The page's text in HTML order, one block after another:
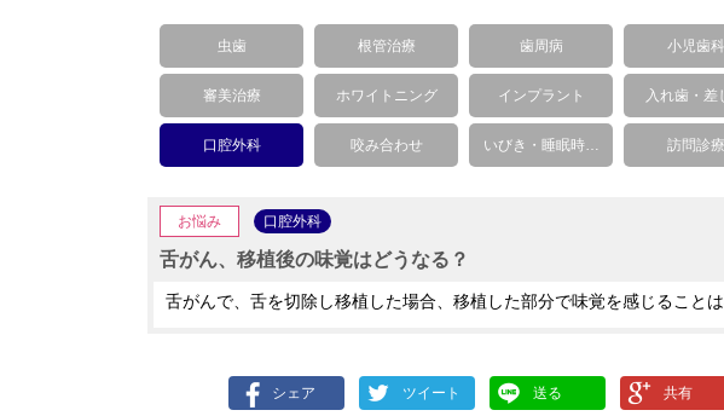
虫歯 根管治療 歯周病 小児歯科
審美治療 ホワイトニング インプラント 入れ歯・差
口腔外科 咬み合わせ いびき・睡眠時… 訪問診療
お悩み 口腔外科
舌がん、移植後の味覚はどうなる？
舌がんで、舌を切除し移植した場合、移植した部分で味覚を感じること
シェア ツイート 送る 共有